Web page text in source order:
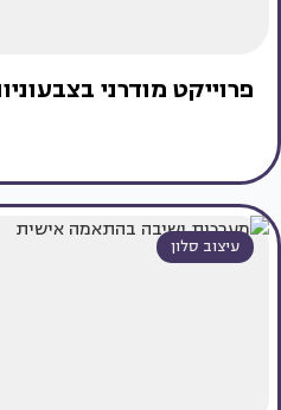
פרוייקט מודרני
עיצוב סלון